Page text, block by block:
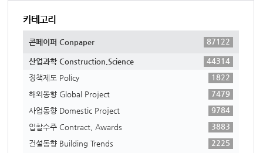
카테고리
콘페이퍼 Conpaper 87122
산업과학 Construction,Science
44314
정책제도 Policy
1822
해외동향 Global Project
7479
사업동향 Domestic Project
9784
입찰수주 Contract, Awards
3883
건설동향 Building Trends
2225